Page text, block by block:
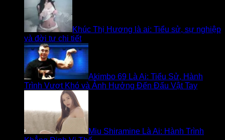
Khúc Thị Hương là ai: Tiểu sử, sự nghiệp
và đời tư chi tiết
Akimbo 69 Là Ai: Tiểu Sử, Hành
Trình Vượt Khó và Ảnh Hưởng Đến Đấu Vật Tay
Miu Shiramine Là Ai: Hành Trình